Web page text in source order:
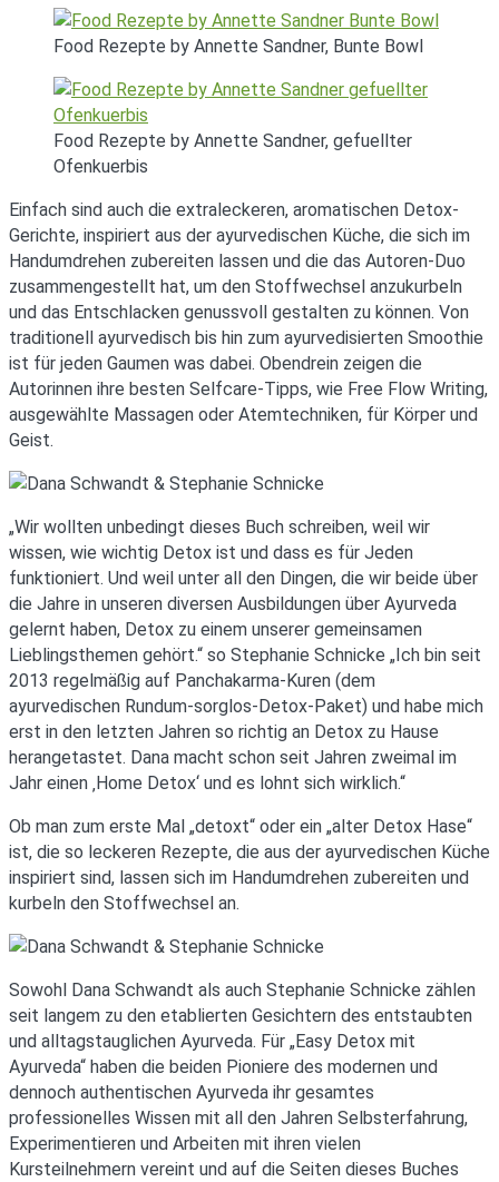
Food Rezepte by Annette Sandner, Bunte Bowl
Food Rezepte by Annette Sandner, gefuellter
Ofenkuerbis
Einfach sind auch die extraleckeren, aromatischen Detox-
Gerichte, inspiriert aus der ayurvedischen Küche, die sich im
Handumdrehen zubereiten lassen und die das Autoren-Duo
zusammengestellt hat, um den Stoffwechsel anzukurbeln
und das Entschlacken genussvoll gestalten zu können. Von
traditionell ayurvedisch bis hin zum ayurvedisierten Smoothie
ist für jeden Gaumen was dabei. Obendrein zeigen die
Autorinnen ihre besten Selfcare-Tipps, wie Free Flow Writing,
ausgewählte Massagen oder Atemtechniken, für Körper und
Geist.
„Wir wollten unbedingt dieses Buch schreiben, weil wir
wissen, wie wichtig Detox ist und dass es für Jeden
funktioniert. Und weil unter all den Dingen, die wir beide über
die Jahre in unseren diversen Ausbildungen über Ayurveda
gelernt haben, Detox zu einem unserer gemeinsamen
Lieblingsthemen gehört.“ so Stephanie Schnicke „Ich bin seit
2013 regelmäßig auf Panchakarma-Kuren (dem
ayurvedischen Rundum-sorglos-Detox-Paket) und habe mich
erst in den letzten Jahren so richtig an Detox zu Hause
herangetastet. Dana macht schon seit Jahren zweimal im
Jahr einen ‚Home Detox‘ und es lohnt sich wirklich.“
Ob man zum erste Mal „detoxt“ oder ein „alter Detox Hase“
ist, die so leckeren Rezepte, die aus der ayurvedischen Küche
inspiriert sind, lassen sich im Handumdrehen zubereiten und
kurbeln den Stoffwechsel an.
Sowohl Dana Schwandt als auch Stephanie Schnicke zählen
seit langem zu den etablierten Gesichtern des entstaubten
und alltagstauglichen Ayurveda. Für „Easy Detox mit
Ayurveda“ haben die beiden Pioniere des modernen und
dennoch authentischen Ayurveda ihr gesamtes
professionelles Wissen mit all den Jahren Selbsterfahrung,
Experimentieren und Arbeiten mit ihren vielen
Kursteilnehmern vereint und auf die Seiten dieses Buches